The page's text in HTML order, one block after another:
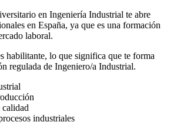
en Ingeniería Industrial te abre
en España, ya que es una formación
laboral.
habilitante, lo que significa que te forma
regulada de Ingeniero/a Industrial.
calidad
industriales